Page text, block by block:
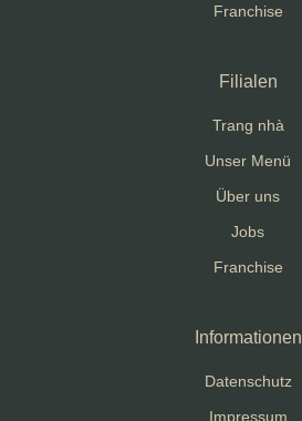
Franchise
Filialen
Trang nhà
Unser Menü
Über uns
Jobs
Franchise
Informationen
Datenschutz
Impressum